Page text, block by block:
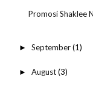
Promosi Shaklee
► September(1)
► August(3)